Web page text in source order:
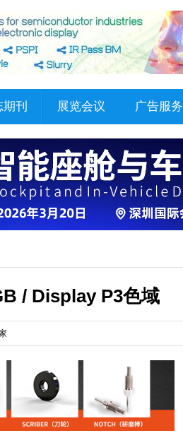
刊 展览会议 广告服务
/ Display P3色域